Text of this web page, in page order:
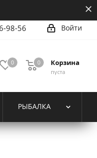
Войти
98-56
0 Корзина
пуста
0
РЫБАЛКА